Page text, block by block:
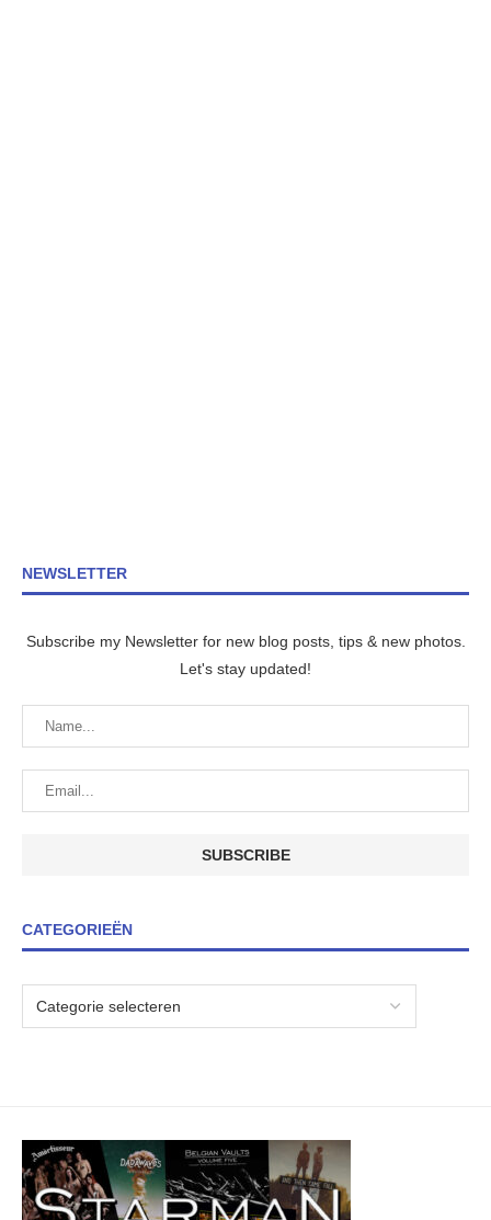
NEWSLETTER
Subscribe my Newsletter for new blog posts, tips & new photos.
Let's stay updated!
CATEGORIEËN